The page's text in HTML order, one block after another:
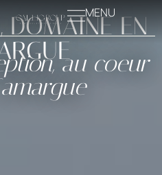
MENU
DOMAINE EN
au coeur